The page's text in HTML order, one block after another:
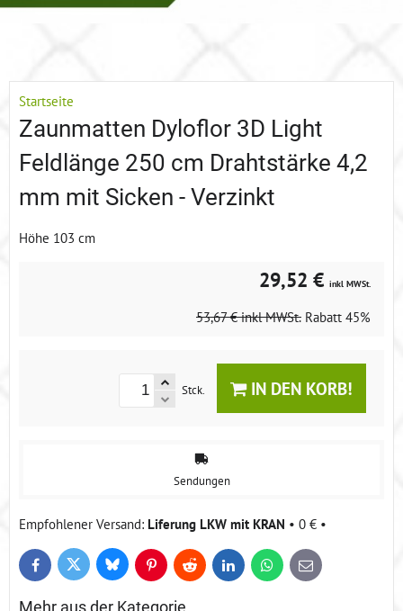
Startseite
Zaunmatten Dyloflor 3D Light
Feldlänge 250 cm Drahtstärke 4,2
mm mit Sicken - Verzinkt
Höhe 103 cm
29,52 € inkl MWSt.
53,67 € inkl MWSt. Rabatt 45%
Stck. IN DEN KORB!
Sendungen
Liferung LKW mit KRAN • 0 € •
FacebookTwitter BlueskyPinterestReddit LinkedInWhatsApp
E-
mail
Mehr aus der Kategorie